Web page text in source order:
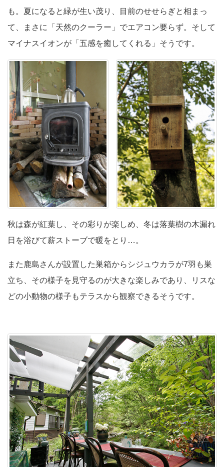
も。夏になると緑が生い茂り、目前のせせらぎと相まっ
て、まさに「天然のクーラー」でエアコン要らず。そして
マイナスイオンが「五感を癒してくれる」そうです。
秋は森が紅葉し、その彩りが楽しめ、冬は落葉樹の木漏れ
日を浴びて薪ストーブで暖をとり…。
また鹿島さんが設置した巣箱からシジュウカラが7羽も巣
立ち、その様子を見守るのが大きな楽しみであり、リスな
どの小動物の様子もテラスから観察できるそうです。